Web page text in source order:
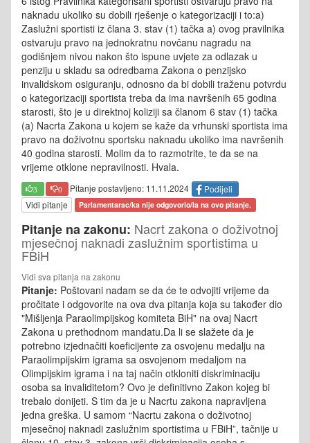
naknadu ukoliko su dobili rješenje o kategorizaciji i to:a)
Zaslužni sportisti iz člana 3. stav (1) tačka a) ovog pravilnika
ostvaruju pravo na jednokratnu novčanu nagradu na
godišnjem nivou nakon što ispune uvjete za odlazak u
penziju u skladu sa odredbama Zakona o penzijsko
invalidskom osiguranju, odnosno da bi dobili traženu potvrdu
o kategorizaciji sportista treba da ima navršenih 65 godina
starosti, što je u direktnoj koliziji sa članom 6 stav (1) tačka
(a) Nacrta Zakona u kojem se kaže da vrhunski sportista ima
pravo na doživotnu sportsku naknadu ukoliko ima navršenih
40 godina starosti. Molim da to razmotrite, te da se na
vrijeme otklone nepravilnosti. Hvala.
3 0 Pitanje postavljeno: 11.11.2024
Podijeli
Vidi pitanje
Parlamentarac/ka nije odgovorio/la na ovo pitanje.
Pitanje na zakonu: Nacrt zakona o doživotnoj
mjesečnoj naknadi zaslužnim sportistima u
FBiH
Vidi sva pitanja na zakonu
Pitanje: Poštovani nadam se da će te odvojiti vrijeme da
pročitate i odgovorite na ova dva pitanja koja su također dio
"Mišljenja Paraolimpijskog komiteta BiH" na ovaj Nacrt
Zakona u prethodnom mandatu.Da li se slažete da je
potrebno izjednačiti koeficijente za osvojenu medalju na
Paraolimpijskim igrama sa osvojenom medaljom na
Olimpijskim igrama i na taj način otkloniti diskriminaciju
osoba sa invaliditetom? Ovo je definitivno Zakon kojeg bi
trebalo donijeti. S tim da je u Nacrtu zakona napravljena
jedna greška. U samom “Nacrtu zakona o doživotnoj
mjesečnoj naknadi zaslužnim sportistima u FBiH”, tačnije u